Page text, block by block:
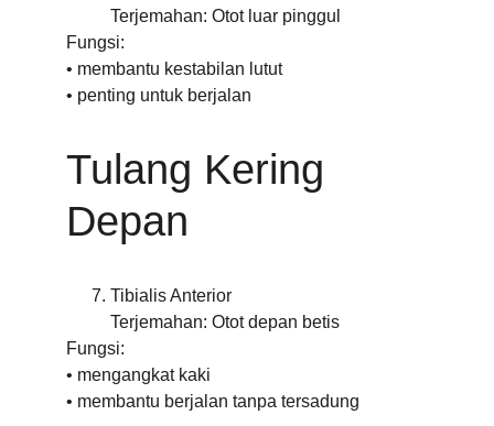
Terjemahan: Otot luar pinggul
Fungsi:
• membantu kestabilan lutut
• penting untuk berjalan
Tulang Kering
Depan
Tibialis Anterior
Terjemahan: Otot depan betis
Fungsi:
• mengangkat kaki
• membantu berjalan tanpa tersadung